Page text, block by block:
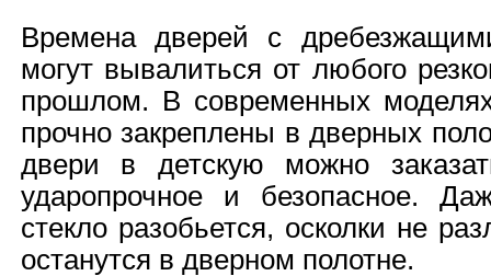
Времена дверей с
могут вывалиться от любого
прошлом. В современных
прочно закреплены в дверных
двери в детскую можно
ударопрочное и безопасное.
стекло разобьется, осколки не
останутся в дверном полотне.